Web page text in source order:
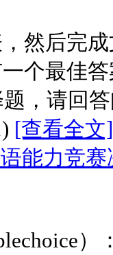
然后完
个最佳
，请回
[查看全文]
能力竞
）